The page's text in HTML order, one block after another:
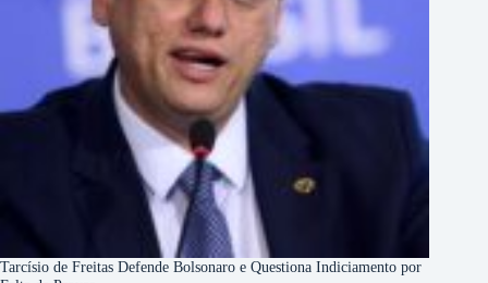
Tarcísio de Freitas Defende Bolsonaro e Questiona Indiciamento por